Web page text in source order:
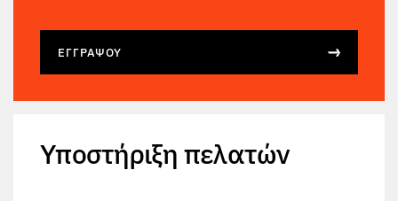
ΕΓΓΡΆΨΟΥ
Υποστήριξη πελατών